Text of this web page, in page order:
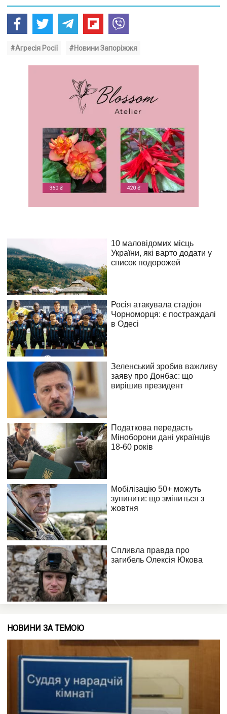
#Агресія Росії #Новини Запоріжжя
НОВИНИ ЗА ТЕМОЮ